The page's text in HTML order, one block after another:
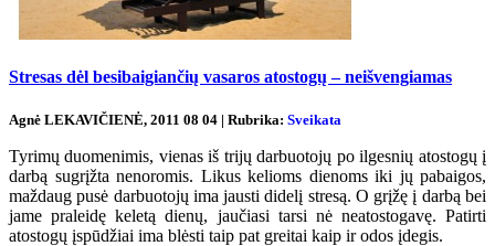
Stresas dėl besibaigiančių vasaros atostogų – neišvengiamas
Agnė LEKAVIČIENĖ, 2011 08 04 | Rubrika: Sveikata
Tyrimų duomenimis, vienas iš trijų darbuotojų po ilgesnių atostogų į
darbą sugrįžta nenoromis. Likus kelioms dienoms iki jų pabaigos,
maždaug pusė darbuotojų ima jausti didelį stresą. O grįžę į darbą bei
jame praleidę keletą dienų, jaučiasi tarsi nė neatostogavę. Patirti
atostogų įspūdžiai ima blėsti taip pat greitai kaip ir odos įdegis.